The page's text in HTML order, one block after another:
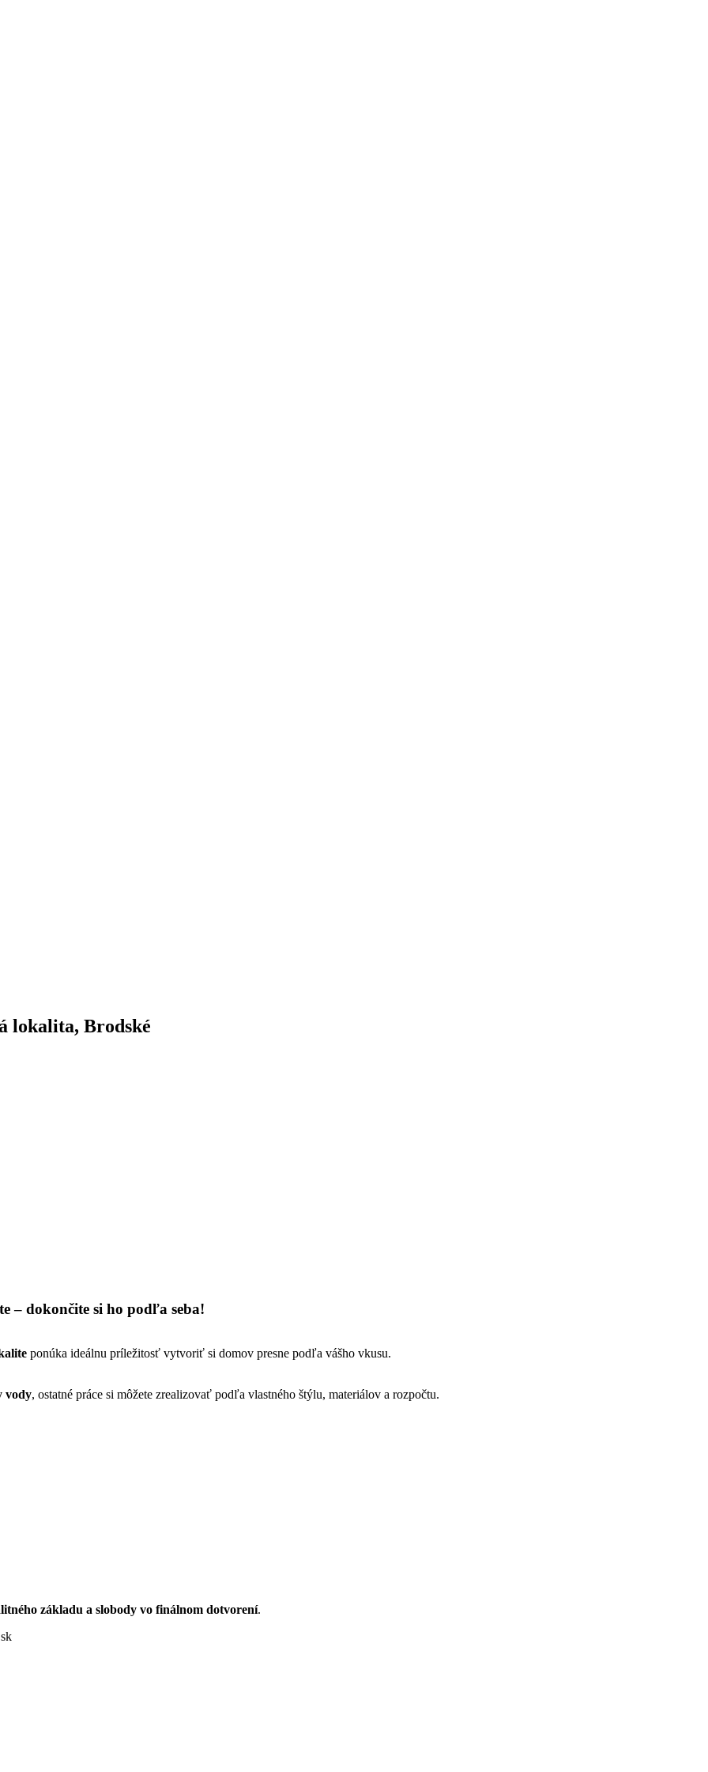
lokalita, Brodské
– dokončite si ho podľa seba!
ponúka ideálnu príležitosť vytvoriť si domov presne podľa vášho vkusu.
vody, ostatné práce si môžete zrealizovať podľa vlastného štýlu, materiálov a rozpočtu.
základu a slobody vo finálnom dotvorení.